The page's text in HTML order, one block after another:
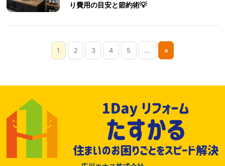
り費用の目安と節約術💡
1 2 3 4 5 ... »